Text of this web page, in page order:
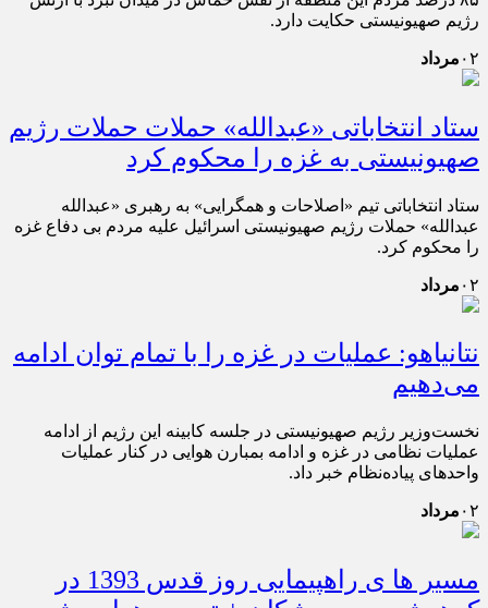
رژیم صهیونیستی حکایت دارد.
۰۲ مرداد
ستاد انتخاباتی «عبدالله» حملات حملات رژیم
صهیونیستی به غزه را محکوم کرد
ستاد انتخاباتی تیم «اصلاحات و همگرایی» به رهبری «عبدالله
عبدالله» حملات رژیم صهیونیستی اسرائیل علیه مردم بی دفاع غزه
را محکوم کرد.
۰۲ مرداد
نتانیاهو: عملیات در غزه را با تمام توان ادامه
می‌دهیم
نخست‌وزیر رژیم صهیونیستی در جلسه کابینه این رژیم از ادامه
عملیات نظامی در غزه و ادامه بمبارن هوایی در کنار عملیات
واحدهای پیاده‌نظام خبر داد.
۰۲ مرداد
مسیر ها ی راهپیمایی روز قدس 1393 در